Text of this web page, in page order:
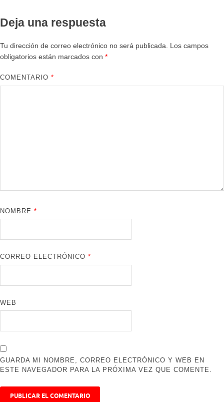
Deja una respuesta
Tu dirección de correo electrónico no será publicada. Los campos
obligatorios están marcados con *
COMENTARIO*
NOMBRE*
CORREO ELECTRÓNICO*
WEB
GUARDA MI NOMBRE, CORREO ELECTRÓNICO Y WEB EN
ESTE NAVEGADOR PARA LA PRÓXIMA VEZ QUE COMENTE.